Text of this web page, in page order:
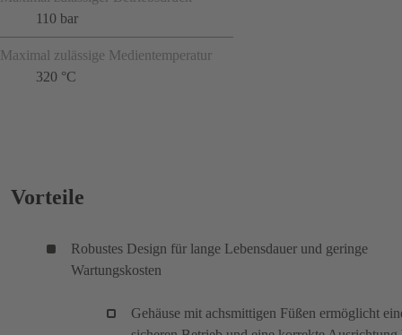
110 bar
Maximal zulässige Medientemperatur
320 °C
Vorteile
Robustes Design für lange Lebensdauer und geringe
Wartungskosten
Gehäuse mit achsmittigen Füßen ermöglicht